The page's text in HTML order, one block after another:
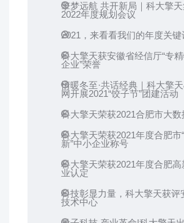
擎梦远航 共开新局｜科大擎
2022年度规划会议
2021，来看看我们的年度关键
科大擎天获安徽省经信厅“专
企业”荣誉
情暖冬至·共话经典｜科大擎
网开展2021“饺子节”团建活动
科大擎天荣获2021合肥市大数
科大擎天荣获2021年度合肥市
新”中小企业称号
科大擎天荣获2021年度合肥高
业认定
科技彰显力量，科大擎天获评
技术中心